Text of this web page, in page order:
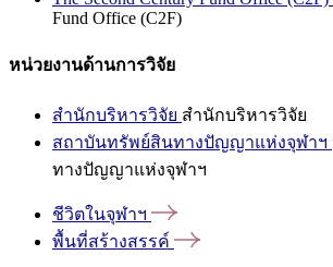
Fund Office (C2F)
หน่วยงานด้านการวิจัย
สำนักบริหารวิจัย สำนักบริหารวิจัย
สถาบันทรัพย์สินทางปัญญาแห่งจุฬาฯ
ทางปัญญาแห่งจุฬาฯ
ชีวิตในจุฬาฯ
พื้นที่สร้างสรรค์